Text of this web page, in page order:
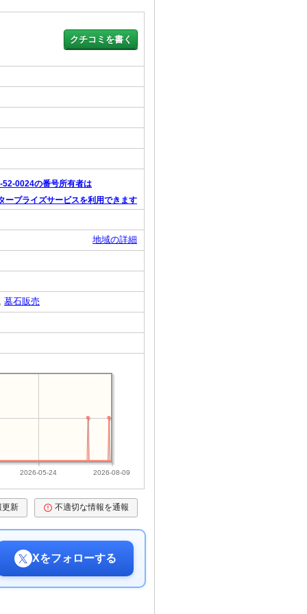
52-0024の番号所有者は
ープライズサービスを利用できます
地域の詳細
, 墓石販売
2026-05-24 2026-08-09
更新 不適切な情報を通報
Xをフォローする